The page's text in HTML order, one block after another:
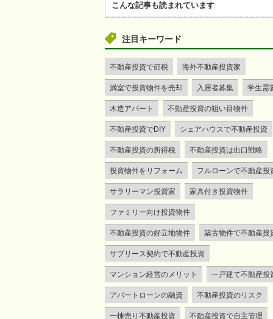
こんな記事も読まれています
注目キーワード
不動産投資で節税 海外不動産投資家
満室で投資物件を売却 入居者募集 学生需
木造アパート 不動産投資の狙い目物件
不動産投資でDIY シェアハウスで不動産投資
不動産投資の所得税 不動産投資は出口戦略
投資物件をリフォーム フルローンで不動産投
サラリーマン投資家 家具付き投資物件
ファミリー向け投資物件
不動産投資の好立地物件 築古物件で不動産投
サブリース契約で不動産投資
マンション経営のメリット 一戸建て不動産投
アパートローンの融資 不動産投資のリスク
一棟売り不動産投資 不動産投資で自主管理